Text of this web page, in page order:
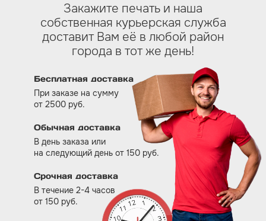
Закажите печать и наша
собственная курьерская служба
доставит Вам eё в любой район
города в тот же день!
Бесплатная доставка
При заказе на сумму
от 2500 руб.
Обычная доставка
В день заказа или
на следующий день от 150 руб.
Срочная доставка
В течение 2-4 часов
от 150 руб.